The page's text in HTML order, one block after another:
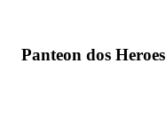
Panteon dos Heroes